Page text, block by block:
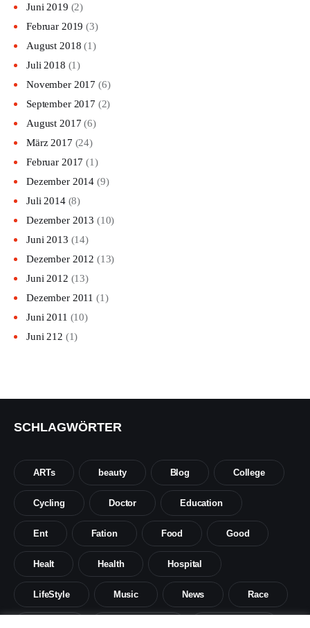
Juni 2019 (2)
Februar 2019 (3)
August 2018 (1)
Juli 2018 (1)
November 2017 (6)
September 2017 (2)
August 2017 (6)
März 2017 (24)
Februar 2017 (1)
Dezember 2014 (9)
Juli 2014(8)
Dezember 2013 (10)
Juni 2013 (14)
Dezember 2012 (13)
Juni 2012 (13)
Dezember 2011 (1)
Juni 2011 (10)
Juni 212 (1)
SCHLAGWÖRTER
ARTs beauty Blog College
Cycling Doctor Education
Ent Fation Food Good
Healt Health Hospital
LifeStyle Music News Race